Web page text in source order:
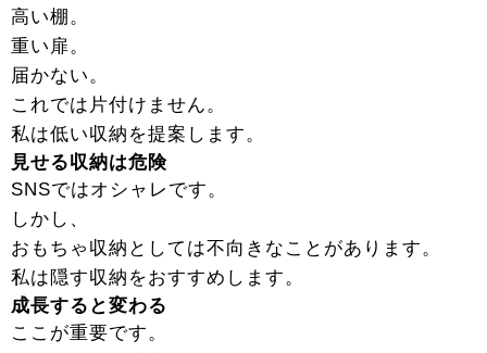
高い棚。
重い扉。
届かない。
これでは片付けません。
私は低い収納を提案します。
見せる収納は危険
SNSではオシャレです。
しかし、
おもちゃ収納としては不向きなことがあります。
私は隠す収納をおすすめします。
成長すると変わる
ここが重要です。